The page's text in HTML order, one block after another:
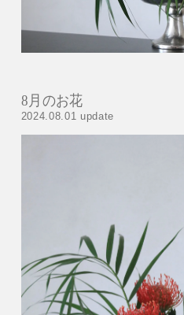
8月のお花
2024.08.01 update